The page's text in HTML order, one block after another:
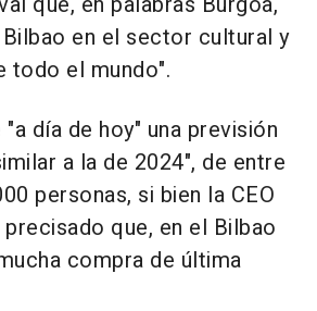
en el sector cultural y
todo el mundo".
día de hoy" una previsión
a la de 2024", de entre
personas, si bien la CEO
que, en el Bilbao
compra de última